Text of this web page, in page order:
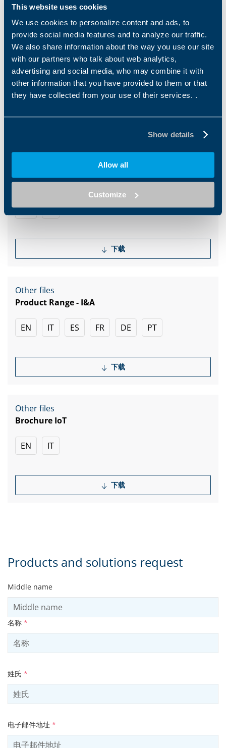
This website uses cookies
We use cookies to personalize content and ads, to
provide social media features and to analyze our traffic.
We also share information about the way you use our site
with our partners who talk about web analytics,
advertising and social media, who may combine it with
other information that you have provided to them or that
they have collected from your use of their services. .
Show details
Allow all
Customize
HMI BMV 系列除了出色的性
密封（最高 IP66）的特点。
由于配备两个带集成开关的以
太网端口，因此可轻松集成到
现有网络中。
商提供高性能解决方案。全新
集成微控制器提供多种强化新
功能，例如具有三次插值的循
环同步定位模式、制动控制和
反馈接触的评估。该解决方案
可满足不同行业特种机械的特
殊要求。...
Downloads
Category filter
Brochure Packaging
EN IT
下载
Other files
Product Range - I&A
EN IT ES FR DE PT
下载
Other files
Brochure IoT
EN IT
下载
Products and solutions request
Middle name
名称 *
姓氏 *
电子邮件地址 *